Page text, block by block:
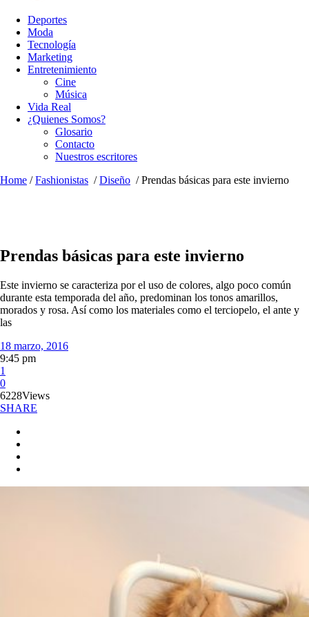
Deportes
Moda
Tecnología
Marketing
Entretenimiento
Cine
Música
Vida Real
¿Quienes Somos?
Glosario
Contacto
Nuestros escritores
Home /Fashionistas /Diseño /Prendas básicas para este invierno
Prendas básicas para este invierno
Este invierno se caracteriza por el uso de colores, algo poco común
durante esta temporada del año, predominan los tonos amarillos,
morados y rosa. Así como los materiales como el terciopelo, el ante y
las
18 marzo, 2016
9:45 pm
1
0
6228Views
SHARE